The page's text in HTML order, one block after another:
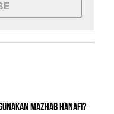
MAZHAB HANAFI?